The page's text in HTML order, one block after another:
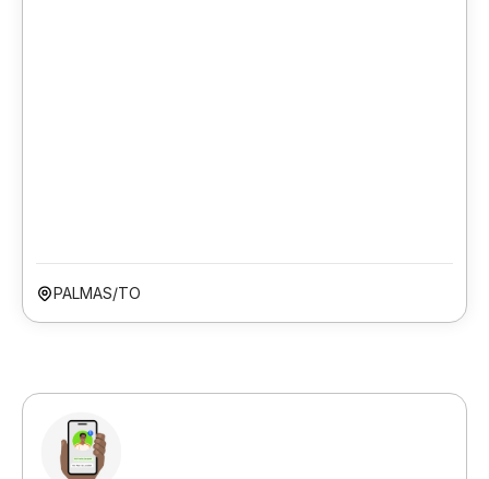
PALMAS/TO